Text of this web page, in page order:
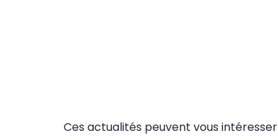
Ces actualités peuvent vous intéresser